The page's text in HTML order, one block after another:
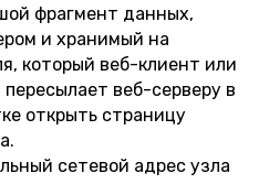
фрагмент данных,
и хранимый на
который веб-клиент или
веб-серверу в
открыть страницу
сетевой адрес узла